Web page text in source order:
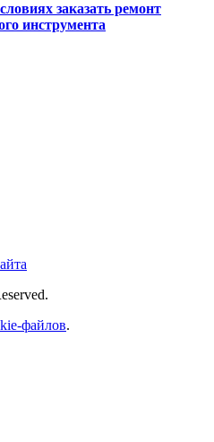
заказать ремонт
инструмента
файлов.